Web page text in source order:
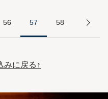
56 57 58
みに戻る↑